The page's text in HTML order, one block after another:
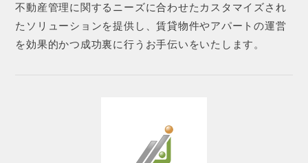
不動産管理に関するニーズに合わせたカスタマイズされ
たソリューションを提供し、賃貸物件やアパートの運営
を効果的かつ成功裏に行うお手伝いをいたします。